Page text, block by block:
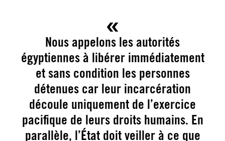
Nous appelons les autorités
égyptiennes à libérer immédiatement
et sans condition les personnes
détenues car leur incarcération
découle uniquement de l’exercice
pacifique de leurs droits humains. En
parallèle, l’État doit veiller à ce que